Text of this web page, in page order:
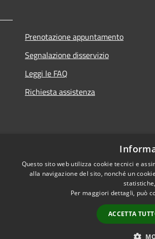
Prenotazione appuntamento
Segnalazione disservizio
Leggi le FAQ
Richiesta assistenza
Questo sito web utilizza cookie tecnici e
alla navigazione del sito, nonché un
Per maggiori dettagli, può
ACCETTA